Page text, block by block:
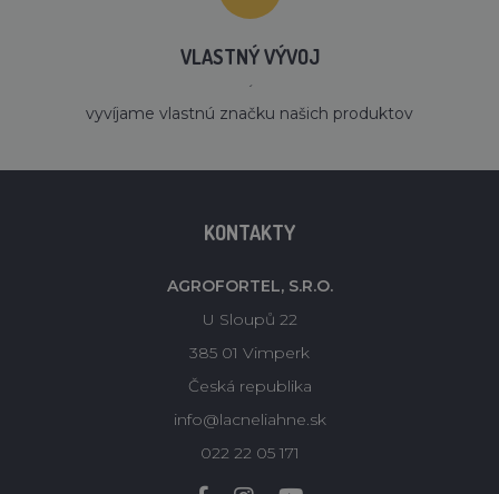
VLASTNÝ VÝVOJ
´
vyvíjame vlastnú značku našich produktov
KONTAKTY
AGROFORTEL, S.R.O.
U Sloupů 22
385 01 Vimperk
Česká republika
info@lacneliahne.sk
022 22 05 171